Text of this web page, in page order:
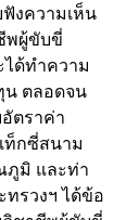
งความเห็น
พผู้ขับขี่
ด้ทำความ
น ตลอดจน
ตราค่า
ท็กซี่สนาม
มิ และท่า
ทรวงฯ ได้ข้อ